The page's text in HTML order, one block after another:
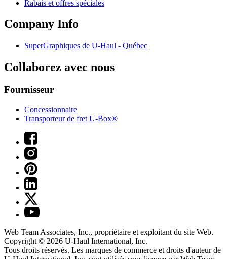
Rabais et offres spéciales
Company Info
SuperGraphiques de U-Haul - Québec
Collaborez avec nous
Fournisseur
Concessionnaire
Transporteur de fret U-Box®
Web Team Associates, Inc., propriétaire et exploitant du site Web.
Copyright © 2026 U-Haul International, Inc.
Tous droits réservés. Les marques de commerce et droits d'auteur de